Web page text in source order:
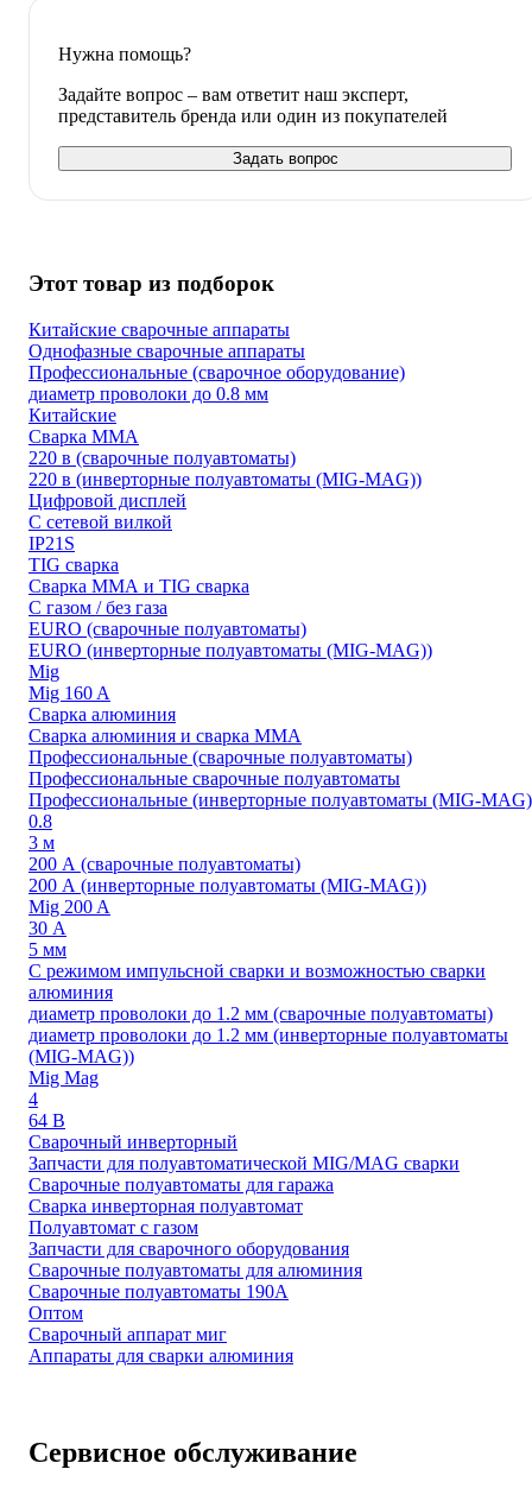
Нужна помощь?
Задайте вопрос – вам ответит наш эксперт,
представитель бренда или один из покупателей
Задать вопрос
Этот товар из подборок
Китайские сварочные аппараты
Однофазные сварочные аппараты
Профессиональные (сварочное оборудование)
диаметр проволоки до 0.8 мм
Китайские
Сварка ММА
220 в (сварочные полуавтоматы)
220 в (инверторные полуавтоматы (MIG-MAG))
Цифровой дисплей
С сетевой вилкой
IP21S
TIG сварка
Сварка ММА и TIG сварка
С газом / без газа
EURO (сварочные полуавтоматы)
EURO (инверторные полуавтоматы (MIG-MAG))
Mig
Mig 160 A
Сварка алюминия
Сварка алюминия и сварка ММА
Профессиональные (сварочные полуавтоматы)
Профессиональные сварочные полуавтоматы
Профессиональные (инверторные полуавтоматы (MIG-
0.8
3 м
200 А (сварочные полуавтоматы)
200 А (инверторные полуавтоматы (MIG-MAG))
Mig 200 A
30 А
5 мм
С режимом импульсной сварки и возможностью сварки
алюминия
диаметр проволоки до 1.2 мм (сварочные полуавтоматы)
диаметр проволоки до 1.2 мм (инверторные полуавтоматы
(MIG-MAG))
Mig Mag
4
64 В
Сварочный инверторный
Запчасти для полуавтоматической MIG/MAG сварки
Сварочные полуавтоматы для гаража
Сварка инверторная полуавтомат
Полуавтомат с газом
Запчасти для сварочного оборудования
Сварочные полуавтоматы для алюминия
Сварочные полуавтоматы 190А
Оптом
Сварочный аппарат миг
Аппараты для сварки алюминия
Сервисное обслуживание